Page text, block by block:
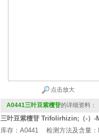
点击放大
A0441三叶豆紫檀苷的详细资料：
三叶豆紫檀苷 Trifolirhizin;（-）
库存：A0441 检测方法及含量